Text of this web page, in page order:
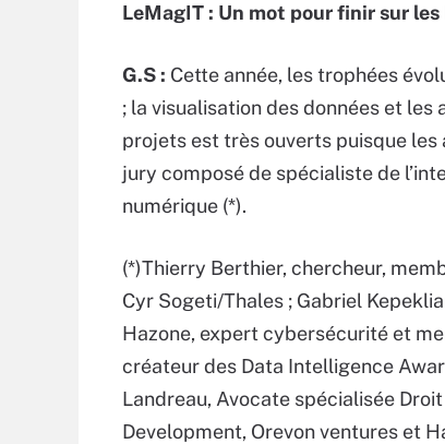
LeMagIT : Un mot pour finir sur
G.S : Cette année, les trophées
; la visualisation des données et
projets est très ouverts puisque les
jury composé de spécialiste de
numérique (*).
(*)Thierry Berthier, chercheur,
Cyr Sogeti/Thales ; Gabriel
Hazone, expert cybersécurité et
créateur des Data Intelligence
Landreau, Avocate spécialisée
Development, Orevon ventures et